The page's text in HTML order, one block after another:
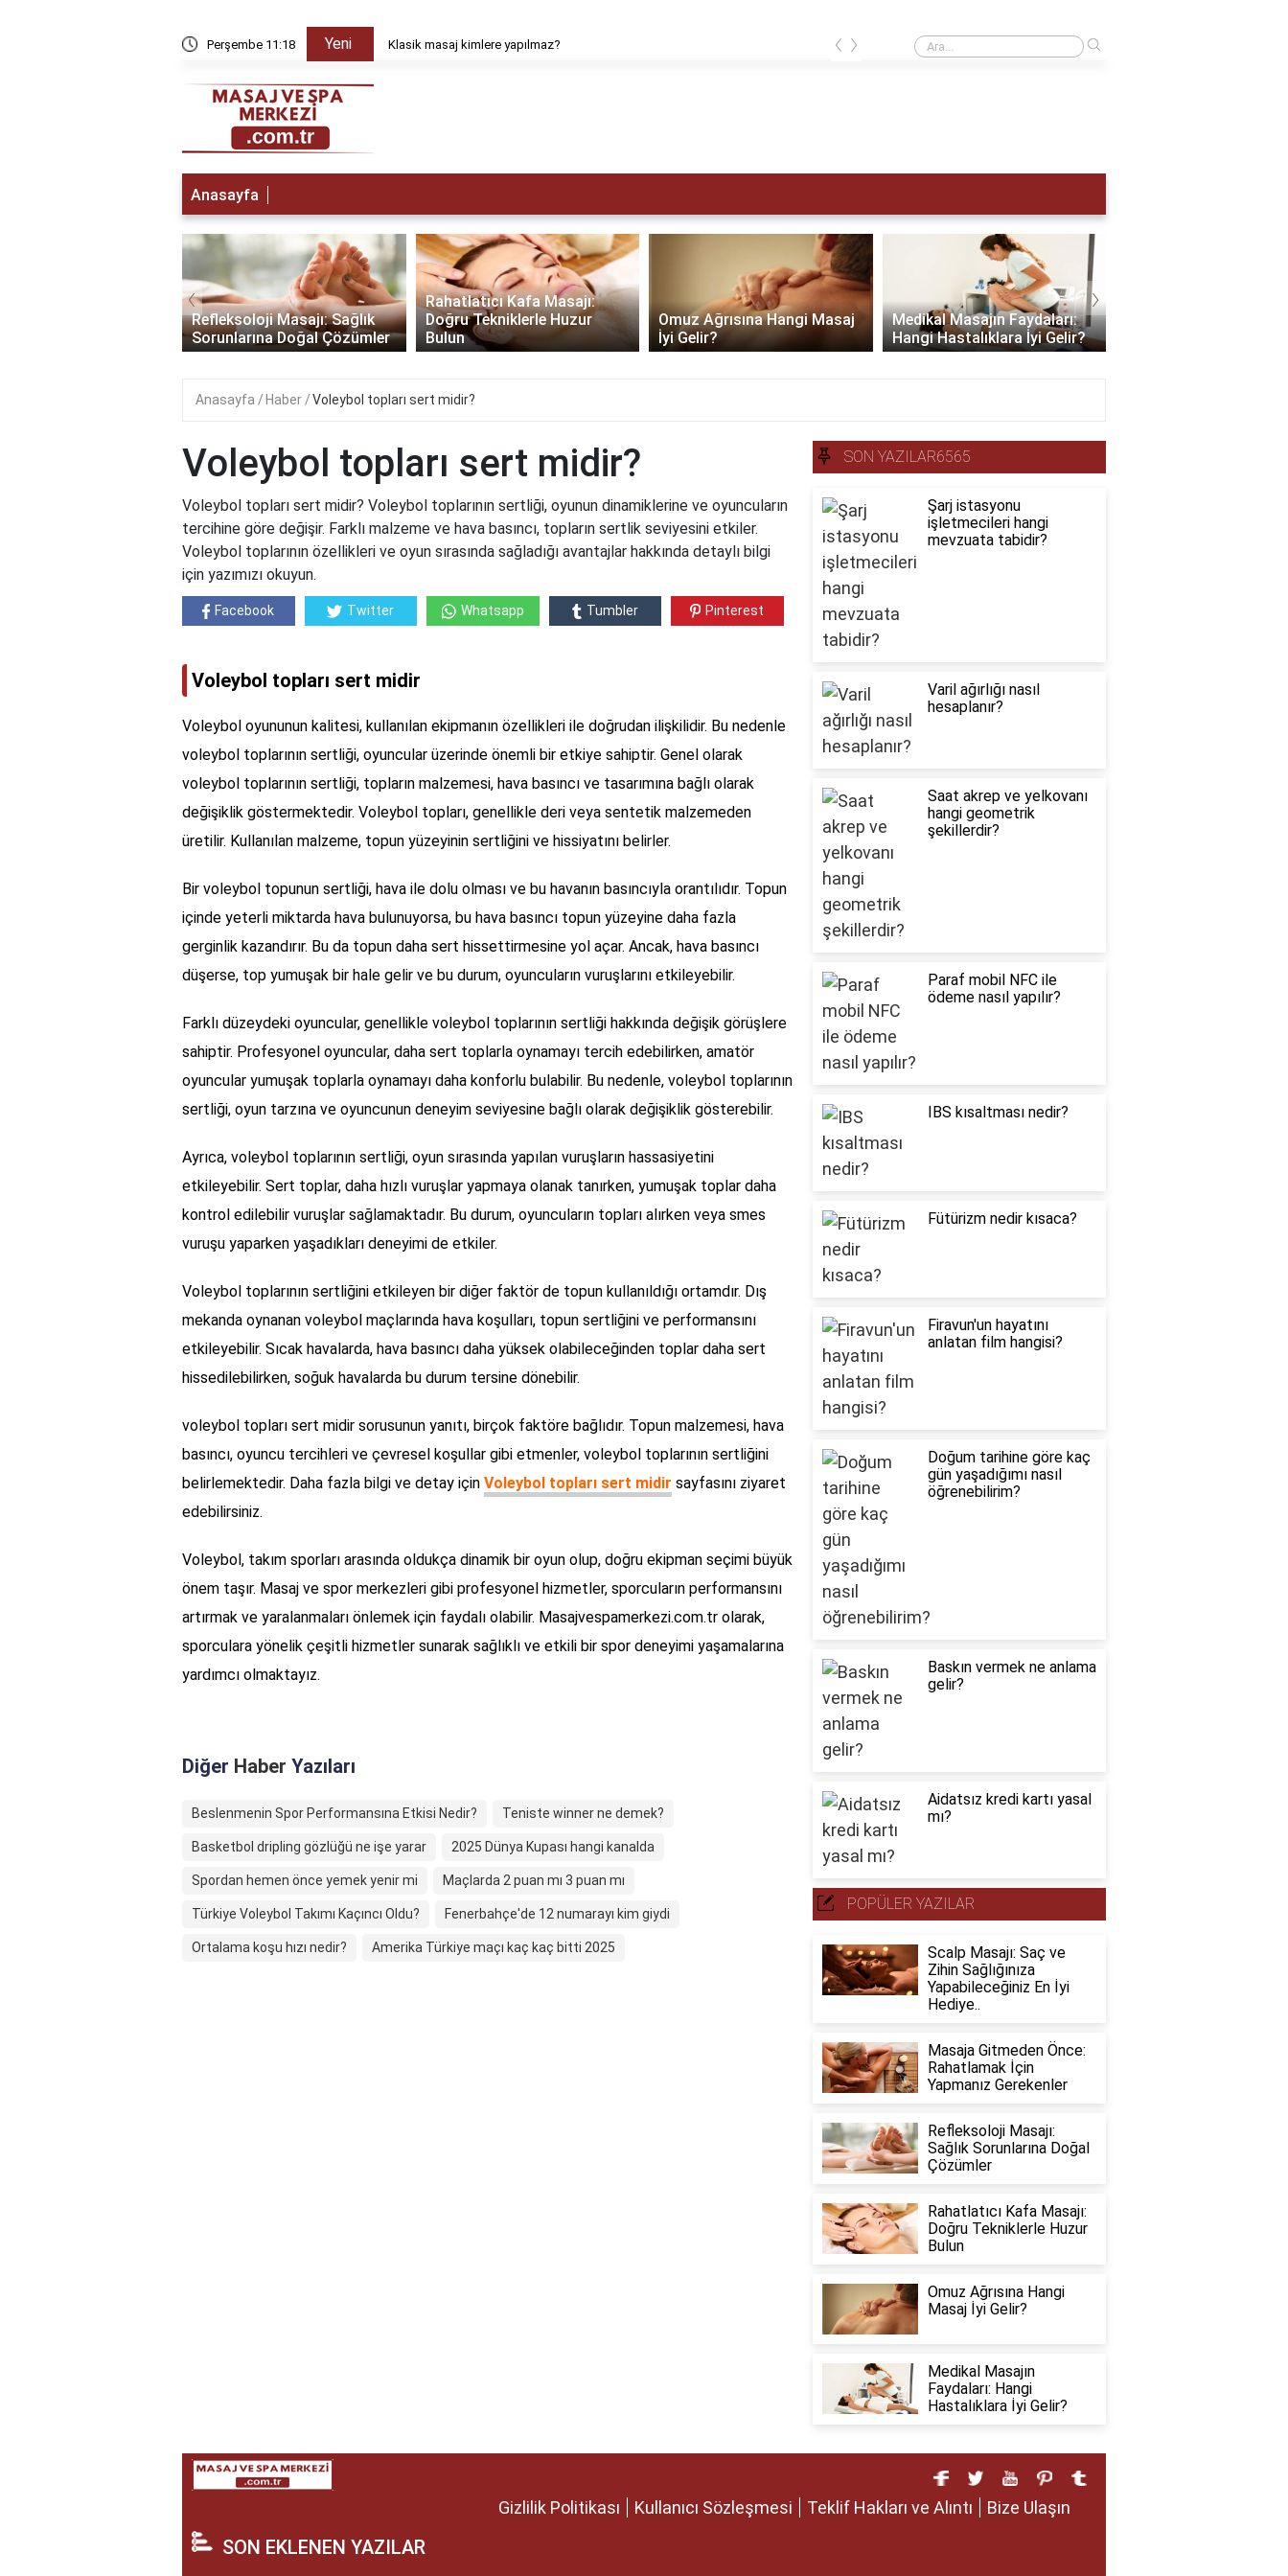
Perşembe 11:18 Yeni Klasik masaj kimlere yapılmaz? Adet hemen nasıl sökülür?
‹ ›
Anasayfa
Refleksoloji Masajı: Sağlık
Sorunlarına Doğal Çözümler
Rahatlatıcı Kafa Masajı:
Doğru Tekniklerle Huzur
Bulun
Omuz Ağrısına Hangi Masaj
İyi Gelir?
Medikal Masajın Faydaları:
Hangi Hastalıklara İyi Gelir?
‹ ›
Anasayfa Haber Voleybol topları sert midir?
Voleybol topları sert midir?
Voleybol topları sert midir? Voleybol toplarının sertliği, oyunun dinamiklerine ve oyuncuların
tercihine göre değişir. Farklı malzeme ve hava basıncı, topların sertlik seviyesini etkiler.
Voleybol toplarının özellikleri ve oyun sırasında sağladığı avantajlar hakkında detaylı bilgi
için yazımızı okuyun.
Facebook Twitter Whatsapp Tumbler Pinterest
Voleybol topları sert midir
Voleybol oyununun kalitesi, kullanılan ekipmanın özellikleri ile doğrudan ilişkilidir. Bu nedenle
voleybol toplarının sertliği, oyuncular üzerinde önemli bir etkiye sahiptir. Genel olarak
voleybol toplarının sertliği, topların malzemesi, hava basıncı ve tasarımına bağlı olarak
değişiklik göstermektedir. Voleybol topları, genellikle deri veya sentetik malzemeden
üretilir. Kullanılan malzeme, topun yüzeyinin sertliğini ve hissiyatını belirler.
Bir voleybol topunun sertliği, hava ile dolu olması ve bu havanın basıncıyla orantılıdır. Topun
içinde yeterli miktarda hava bulunuyorsa, bu hava basıncı topun yüzeyine daha fazla
gerginlik kazandırır. Bu da topun daha sert hissettirmesine yol açar. Ancak, hava basıncı
düşerse, top yumuşak bir hale gelir ve bu durum, oyuncuların vuruşlarını etkileyebilir.
Farklı düzeydeki oyuncular, genellikle voleybol toplarının sertliği hakkında değişik görüşlere
sahiptir. Profesyonel oyuncular, daha sert toplarla oynamayı tercih edebilirken, amatör
oyuncular yumuşak toplarla oynamayı daha konforlu bulabilir. Bu nedenle, voleybol toplarının
sertliği, oyun tarzına ve oyuncunun deneyim seviyesine bağlı olarak değişiklik gösterebilir.
Ayrıca, voleybol toplarının sertliği, oyun sırasında yapılan vuruşların hassasiyetini
etkileyebilir. Sert toplar, daha hızlı vuruşlar yapmaya olanak tanırken, yumuşak toplar daha
kontrol edilebilir vuruşlar sağlamaktadır. Bu durum, oyuncuların topları alırken veya smes
vuruşu yaparken yaşadıkları deneyimi de etkiler.
Voleybol toplarının sertliğini etkileyen bir diğer faktör de topun kullanıldığı ortamdır. Dış
mekanda oynanan voleybol maçlarında hava koşulları, topun sertliğini ve performansını
etkileyebilir. Sıcak havalarda, hava basıncı daha yüksek olabileceğinden toplar daha sert
hissedilebilirken, soğuk havalarda bu durum tersine dönebilir.
voleybol topları sert midir sorusunun yanıtı, birçok faktöre bağlıdır. Topun malzemesi, hava
basıncı, oyuncu tercihleri ve çevresel koşullar gibi etmenler, voleybol toplarının sertliğini
belirlemektedir. Daha fazla bilgi ve detay için Voleybol topları sert midir sayfasını ziyaret
edebilirsiniz.
Voleybol, takım sporları arasında oldukça dinamik bir oyun olup, doğru ekipman seçimi büyük
önem taşır. Masaj ve spor merkezleri gibi profesyonel hizmetler, sporcuların performansını
artırmak ve yaralanmaları önlemek için faydalı olabilir. Masajvespamerkezi.com.tr olarak,
sporculara yönelik çeşitli hizmetler sunarak sağlıklı ve etkili bir spor deneyimi yaşamalarına
yardımcı olmaktayız.
Diğer Haber Yazıları
Beslenmenin Spor Performansına Etkisi Nedir? Teniste winner ne demek?
Basketbol dripling gözlüğü ne işe yarar 2025 Dünya Kupası hangi kanalda
Spordan hemen önce yemek yenir mi Maçlarda 2 puan mı 3 puan mı
Türkiye Voleybol Takımı Kaçıncı Oldu? Fenerbahçe'de 12 numarayı kim giydi
Ortalama koşu hızı nedir? Amerika Türkiye maçı kaç kaç bitti 2025
SON YAZILAR6565
Şarj istasyonu
işletmecileri hangi
mevzuata tabidir?
Varil ağırlığı nasıl
hesaplanır?
Saat akrep ve yelkovanı
hangi geometrik
şekillerdir?
Paraf mobil NFC ile
ödeme nasıl yapılır?
IBS kısaltması nedir?
Fütürizm nedir kısaca?
Firavun'un hayatını
anlatan film hangisi?
Doğum tarihine göre kaç
gün yaşadığımı nasıl
öğrenebilirim?
Baskın vermek ne anlama
gelir?
Aidatsız kredi kartı yasal
mı?
POPÜLER YAZILAR
Scalp Masajı: Saç ve
Zihin Sağlığınıza
Yapabileceğiniz En İyi
Hediye..
Masaja Gitmeden Önce:
Rahatlamak İçin
Yapmanız Gerekenler
Refleksoloji Masajı:
Sağlık Sorunlarına Doğal
Çözümler
Rahatlatıcı Kafa Masajı:
Doğru Tekniklerle Huzur
Bulun
Omuz Ağrısına Hangi
Masaj İyi Gelir?
Medikal Masajın
Faydaları: Hangi
Hastalıklara İyi Gelir?
Gizlilik Politikası Kullanıcı Sözleşmesi Teklif Hakları ve Alıntı Bize Ulaşın
SON EKLENEN YAZILAR